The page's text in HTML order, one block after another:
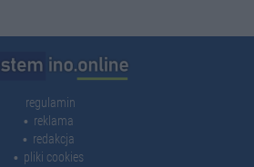
regulamin
reklama
redakcja
pliki cookies